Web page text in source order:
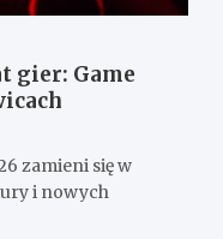
gier: Game
zamieni się w
i nowych